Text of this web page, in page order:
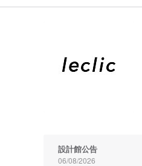
設計館公告
06/08/2026